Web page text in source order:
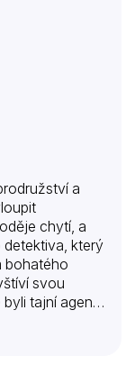
a
chytí, a
detektiva, který
bohatého
svou
tajní agenti,
drogy